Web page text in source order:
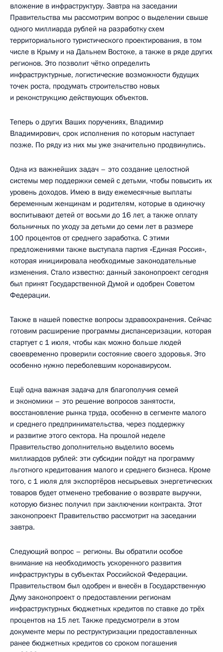
вложение в инфраструктуру. Завтра на заседании
Правительства мы рассмотрим вопрос о выделении свыше
одного миллиарда рублей на разработку схем
территориального туристического проектирования, в том
числе в Крыму и на Дальнем Востоке, а также в ряде других
регионов. Это позволит чётко определить
инфраструктурные, логистические возможности будущих
точек роста, продумать строительство новых
и реконструкцию действующих объектов.
Теперь о других Ваших поручениях, Владимир
Владимирович, срок исполнения по которым наступает
позже. По ряду из них мы уже значительно продвинулись.
Одна из важнейших задач – это создание целостной
системы мер поддержки семей с детьми, чтобы повысить их
уровень доходов. Имею в виду ежемесячные выплаты
беременным женщинам и родителям, которые в одиночку
воспитывают детей от восьми до 16 лет, а также оплату
больничных по уходу за детьми до семи лет в размере
100 процентов от среднего заработка. С этими
предложениями также выступала партия «Единая Россия»,
которая инициировала необходимые законодательные
изменения. Стало известно: данный законопроект сегодня
был принят Государственной Думой и одобрен Советом
Федерации.
Также в нашей повестке вопросы здравоохранения. Сейчас
готовим расширение программы диспансеризации, которая
стартует с 1 июля, чтобы как можно больше людей
своевременно проверили состояние своего здоровья. Это
особенно нужно переболевшим коронавирусом.
Ещё одна важная задача для благополучия семей
и экономики – это решение вопросов занятости,
восстановление рынка труда, особенно в сегменте малого
и среднего предпринимательства, через поддержку
и развитие этого сектора. На прошлой неделе
Правительство дополнительно выделило восемь
миллиардов рублей: эти субсидии пойдут на программу
льготного кредитования малого и среднего бизнеса. Кроме
того, с 1 июля для экспортёров несырьевых энергетических
товаров будет отменено требование о возврате выручки,
которую бизнес получил при заключении контракта. Этот
законопроект Правительство рассмотрит на заседании
завтра.
Следующий вопрос – регионы. Вы обратили особое
внимание на необходимость ускоренного развития
инфраструктуры в субъектах Российской Федерации.
Правительством был одобрен и внесён в Государственную
Думу законопроект о предоставлении регионам
инфраструктурных бюджетных кредитов по ставке до трёх
процентов на 15 лет. Также предусмотрели в этом
документе меры по реструктуризации предоставленных
ранее бюджетных кредитов со сроком погашения